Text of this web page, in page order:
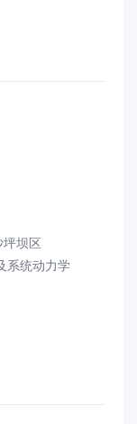
坝区
系统动力学